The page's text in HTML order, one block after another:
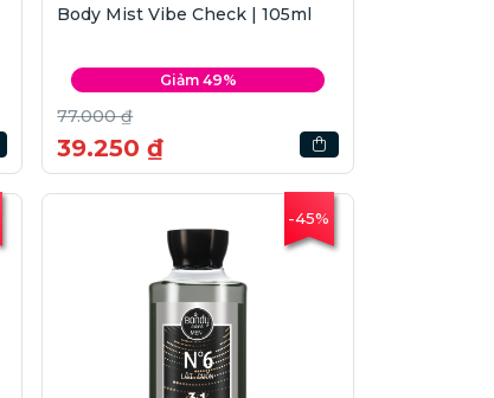
Body Mist Vibe Check | 105ml
Giảm 49%
77.000 ₫
39.250 ₫
-45%